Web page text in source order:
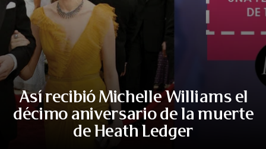
Así recibió Michelle Williams el
décimo aniversario de la muerte
de Heath Ledger